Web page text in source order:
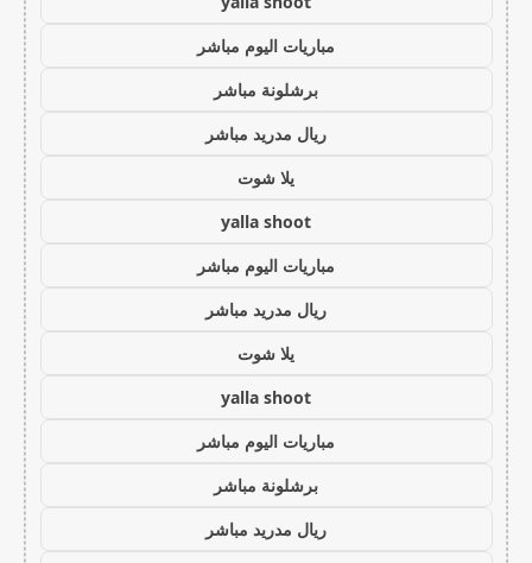
مباريات اليوم مباشر
برشلونة مباشر
ريال مدريد مباشر
يلا شوت
yalla shoot
مباريات اليوم مباشر
ريال مدريد مباشر
يلا شوت
yalla shoot
مباريات اليوم مباشر
برشلونة مباشر
ريال مدريد مباشر